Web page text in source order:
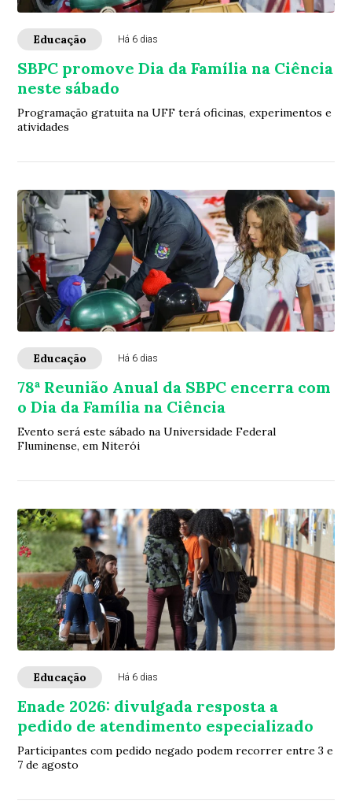
Educação Há 6 dias
SBPC promove Dia da Família na Ciência
neste sábado
Programação gratuita na UFF terá oficinas, experimentos e
atividades
Educação Há 6 dias
78ª Reunião Anual da SBPC encerra com
o Dia da Família na Ciência
Evento será este sábado na Universidade Federal
Fluminense, em Niterói
Educação Há 6 dias
Enade 2026: divulgada resposta a
pedido de atendimento especializado
Participantes com pedido negado podem recorrer entre 3 e
7 de agosto